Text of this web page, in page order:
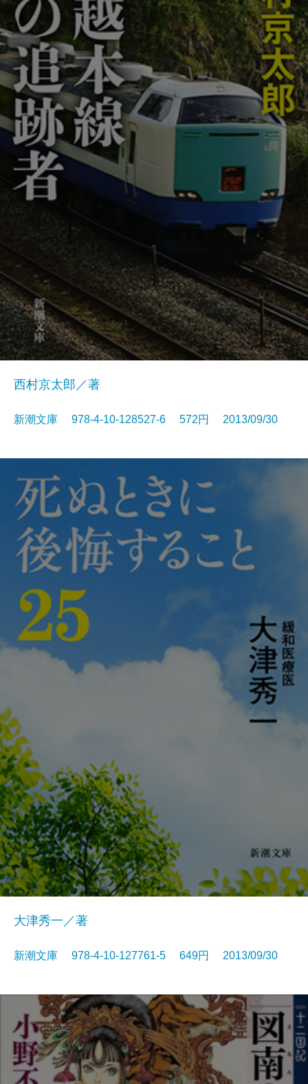
西村京太郎／著
新潮文庫 978-4-10-128527-6 572円 2013/09/30
大津秀一／著
新潮文庫 978-4-10-127761-5 649円 2013/09/30